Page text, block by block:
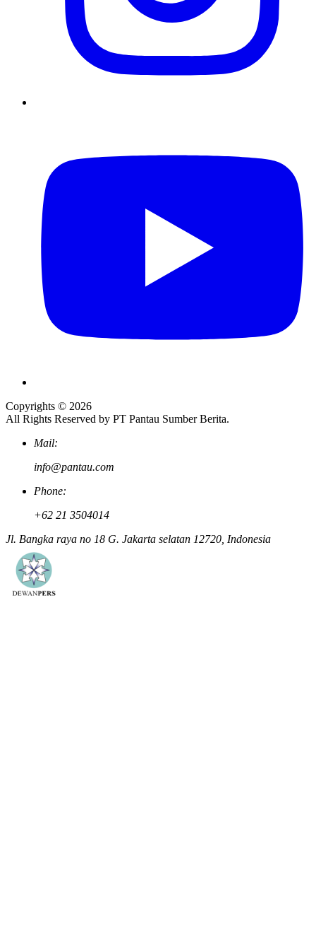
Copyrights © 2026
All Rights Reserved by PT Pantau Sumber Berita.
Mail:
info@pantau.com
Phone:
+62 21 3504014
Jl. Bangka raya no 18 G. Jakarta selatan 12720, Indonesia